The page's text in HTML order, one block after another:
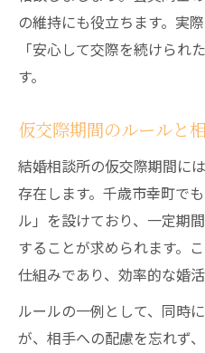
の維持にも役立ちます。実
「安心して交際を続けられ
す。
仮交際期間のルールと
結婚相談所の仮交際期間に
存在します。千歳市幸町で
ル」を設けており、一定期
することが求められます。
仕組みであり、効率的な婚
ルールの一例として、同時
が、相手への配慮を忘れず